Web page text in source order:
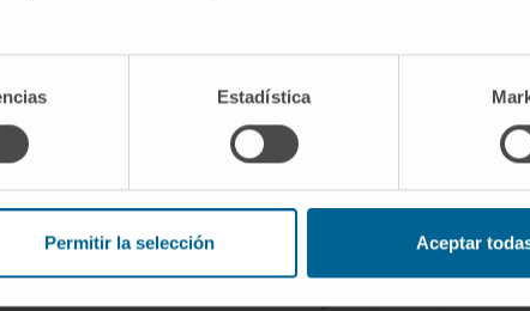
Estadística
Permitir la selección Aceptar
Follow us
RESEARCH